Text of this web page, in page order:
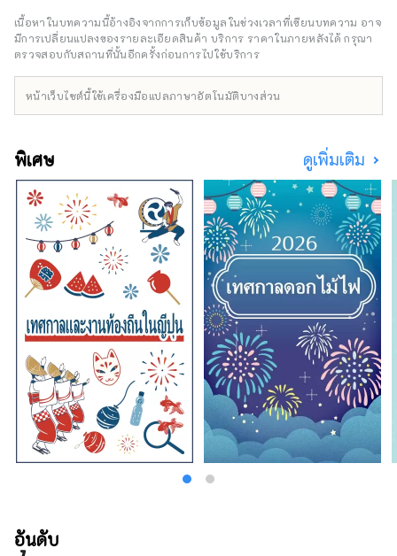
สามารถเพลิดเพลินกับการผลิตได้ โดย
จะเป็นสถานที่ที่พบปะกับผู้คนเพื่อสาน
ไม่สามารถเข้าไปได้ ประดิษฐ์สิ่งของด้วยมือของ
คุณเอง และใช้งานจริง คุณจะพัฒนาความเคารพ
ต่อช่างฝีมือและความรู้สึกในการปฏิบัติต่อสิ่งต่าง
ประจำวันของสึบาเมะซันโจ (การผลิต ผู้คน
เป็นไปได้ใหม่ๆ ร่วมกับแขกที่มาเยี่ยมชมโรงเบียร์
ของเรา
เนื้อหาในบทความนี้อ้างอิงจากการเก็บข้อมูลในช่วงเวลาที่เขียนบทความ อาจ
มีการเปลี่ยนแปลงของรายละเอียดสินค้า บริการ ราคาในภายหลังได้ กรุณา
ตรวจสอบกับสถานที่นั้นอีกครั้งก่อนการไปใช้บริการ
หน้าเว็บไซต์นี้ใช้เครื่องมือแปลภาษาอัตโนมัติบางส่วน
พิเศษ ดูเพิ่มเติม
อันดับ